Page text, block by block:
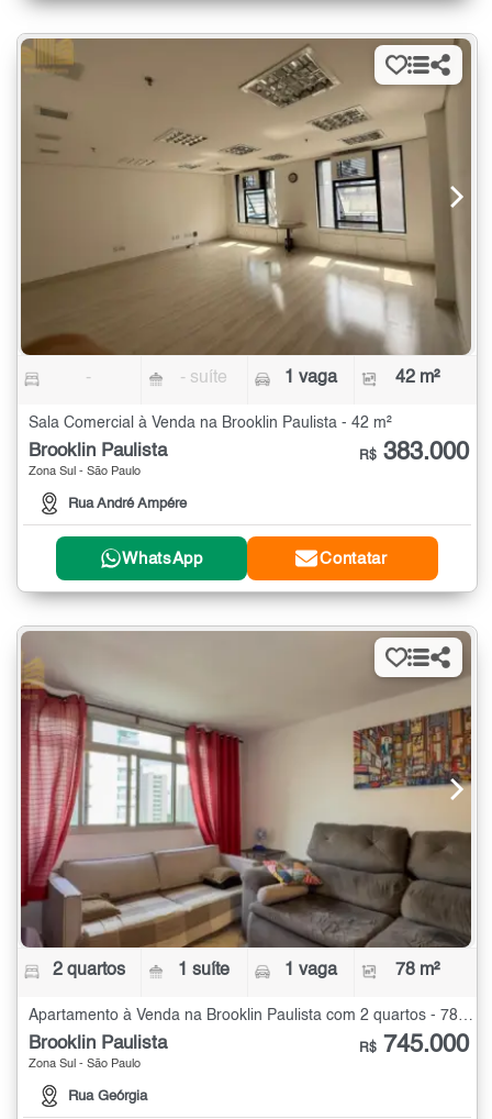
- - suíte 1 vaga 42 m²
Sala Comercial à Venda na Brooklin Paulista - 42 m²
Brooklin Paulista
Zona Sul - São Paulo
Rua André Ampére
R$ 383.000
WhatsApp Contatar
2 quartos 1 suíte 1 vaga 78 m²
Apartamento à Venda na Brooklin Paulista com 2 quartos - 78 m²
Brooklin Paulista
Zona Sul - São Paulo
Rua Geórgia
R$ 745.000